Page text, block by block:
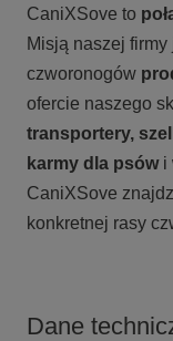
CaniXSove to
Misją naszej
czworonogów
ofercie naszego
transportery,
karmy dla psówi
CaniXSove
konkretnej rasy
Dane